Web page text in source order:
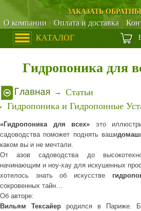
КАТАЛОГ
ЗАКАЗАТЬ
О компании Оплата и доставка
Гидропоника для
Статьи
Гидропоника и Гидропонные
«Гидропоника для всех» это
садоводства поможет поднять ваши
каком вы и не мечтали.
От азов садоводства до
начинающим и ноу-хау для искушенных
хотелось знать об искусстве
сокровенных тайн…
Об авторе:
Вильям Тексайерродился в Париже.